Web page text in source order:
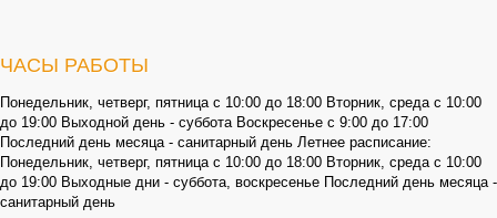
ЧАСЫ РАБОТЫ
Понедельник, четверг, пятница с 10:00 до 18:00 Вторник, среда с 10:00
до 19:00 Выходной день - суббота Воскресенье с 9:00 до 17:00
Последний день месяца - санитарный день Летнее расписание:
Понедельник, четверг, пятница с 10:00 до 18:00 Вторник, среда с 10:00
до 19:00 Выходные дни - суббота, воскресенье Последний день месяца -
санитарный день